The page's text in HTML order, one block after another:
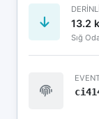
13.2
Sığ